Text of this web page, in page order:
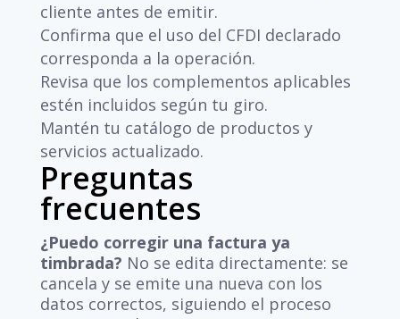
cliente antes de emitir.
Confirma que el uso del CFDI declarado
corresponda a la operación.
Revisa que los complementos aplicables
estén incluidos según tu giro.
Mantén tu catálogo de productos y
servicios actualizado.
Preguntas
frecuentes
¿Puedo corregir una factura ya
timbrada? No se edita directamente: se
cancela y se emite una nueva con los
datos correctos, siguiendo el proceso